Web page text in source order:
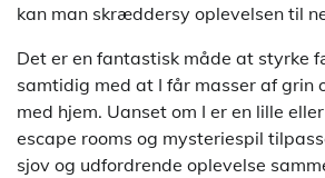
kan man skræddersy oplevelsen til
Det er en fantastisk måde at styrke
samtidig med at I får masser af grin
med hjem. Uanset om I er en lille
escape rooms og mysteriespil
sjov og udfordrende oplevelse